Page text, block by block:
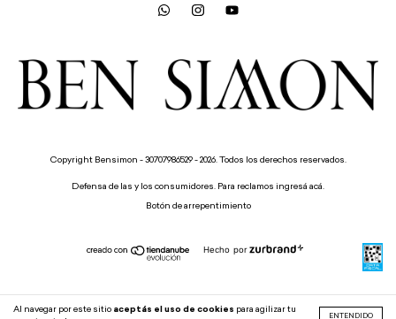
Al navegar por este sitio aceptás el uso de cookies para agilizar tu
ENTENDIDO
Copyright Bensimon - 30707986529 - 2026. Todos los derechos reservados.
Defensa de las y los consumidores. Para reclamos ingresá acá.
Botón de arrepentimiento
Hecho por